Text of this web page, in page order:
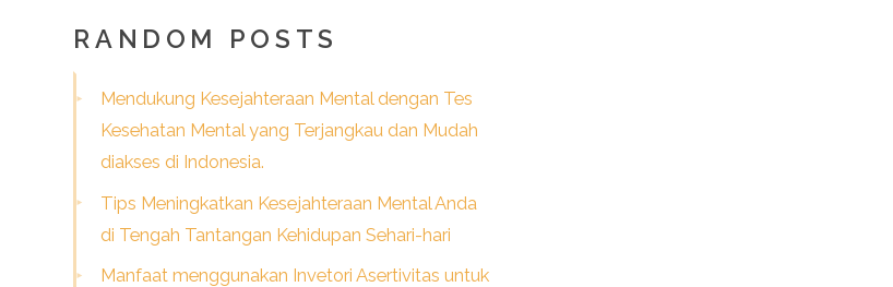
RANDOM POSTS
Mendukung Kesejahteraan Mental dengan Tes
Kesehatan Mental yang Terjangkau dan Mudah
diakses di Indonesia.
Tips Meningkatkan Kesejahteraan Mental Anda
di Tengah Tantangan Kehidupan Sehari-hari
Manfaat menggunakan Invetori Asertivitas untuk